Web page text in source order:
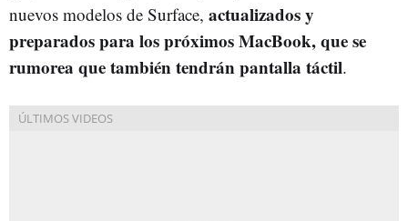
nuevos modelos de Surface, actualizados y
preparados para los próximos MacBook, que se
rumorea que también tendrán pantalla táctil.